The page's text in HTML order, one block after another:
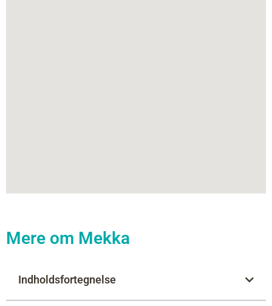
Mere om Mekka
Indholdsfortegnelse